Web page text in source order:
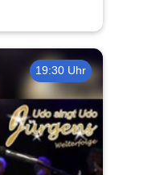
19:30 Uhr